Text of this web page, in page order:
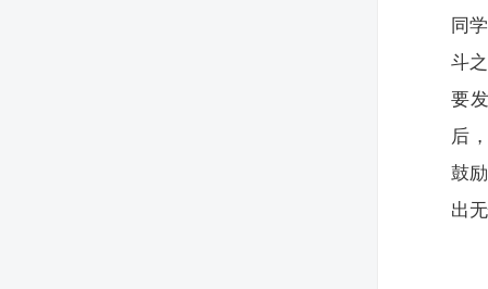
同
斗
要
后
鼓
出